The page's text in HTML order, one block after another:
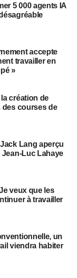
5 000 agents IA
accepte
travailler en
»
création de
des courses de
Lang aperçu
Luc Lahaye
veux que les
à travailler
un
viendra habiter